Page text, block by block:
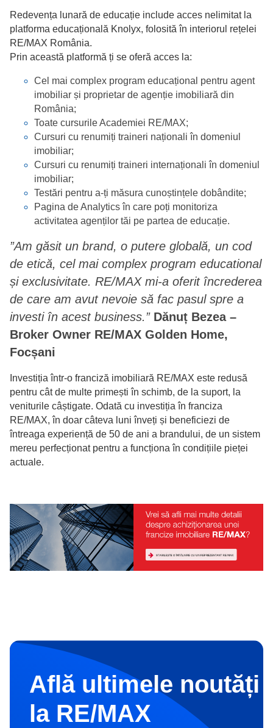
Redevența lunară de educație include acces nelimitat la
platforma educațională Knolyx, folosită în interiorul rețelei
RE/MAX România.
Prin această platformă ți se oferă acces la:
Cel mai complex program educațional pentru agent
imobiliar și proprietar de agenție imobiliară din
România;
Toate cursurile Academiei RE/MAX;
Cursuri cu renumiți traineri naționali în domeniul
imobiliar;
Cursuri cu renumiți traineri internaționali în domeniul
imobiliar;
Testări pentru a-ți măsura cunoștințele dobândite;
Pagina de Analytics în care poți monitoriza
activitatea agenților tăi pe partea de educație.
”Am găsit un brand, o putere globală, un cod
de etică, cel mai complex program educational
și exclusivitate. RE/MAX mi-a oferit încrederea
de care am avut nevoie să fac pasul spre a
investi în acest business.” Dănuț Bezea –
Broker Owner RE/MAX Golden Home,
Focșani
Investiția într-o franciză imobiliară RE/MAX este redusă
pentru cât de multe primești în schimb, de la suport, la
veniturile câștigate. Odată cu investiția în franciza
RE/MAX, în doar câteva luni înveți și beneficiezi de
întreaga experiență de 50 de ani a brandului, de un sistem
mereu perfecționat pentru a funcționa în condițiile pieței
actuale.
Află ultimele noutăți
la RE/MAX